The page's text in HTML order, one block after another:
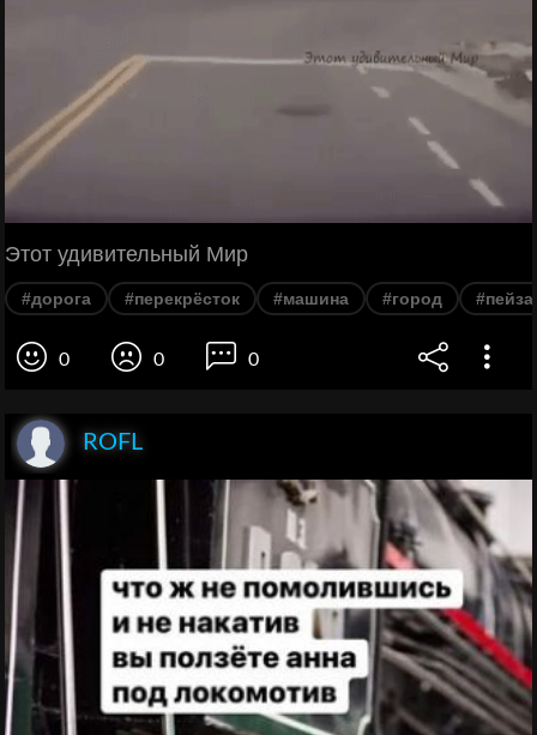
Этот удивительный Мир
#дорога #перекрёсток #машина #город
0 0 0
ROFL